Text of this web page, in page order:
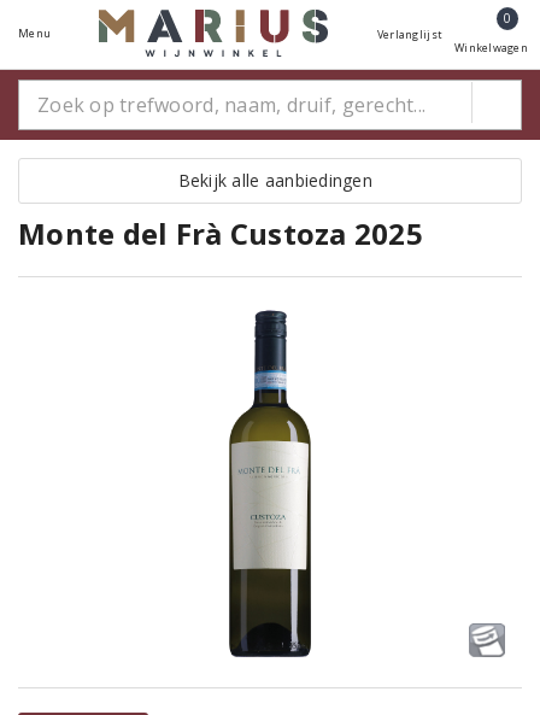
Menu Verlanglijst
0
Winkelwagen
Bekijk alle aanbiedingen
Monte del Frà Custoza 2025